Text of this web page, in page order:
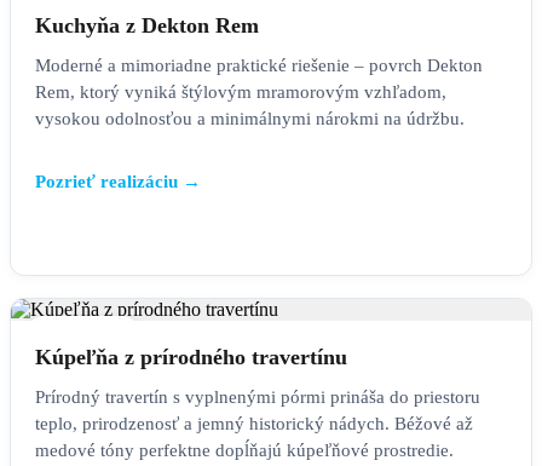
Kuchyňa z Dekton Rem
Moderné a mimoriadne praktické riešenie – povrch Dekton
Rem, ktorý vyniká štýlovým mramorovým vzhľadom,
vysokou odolnosťou a minimálnymi nárokmi na údržbu.
Pozrieť realizáciu →
Kúpeľňa z prírodného travertínu
Prírodný travertín s vyplnenými pórmi prináša do priestoru
teplo, prirodzenosť a jemný historický nádych. Béžové až
medové tóny perfektne dopĺňajú kúpeľňové prostredie.